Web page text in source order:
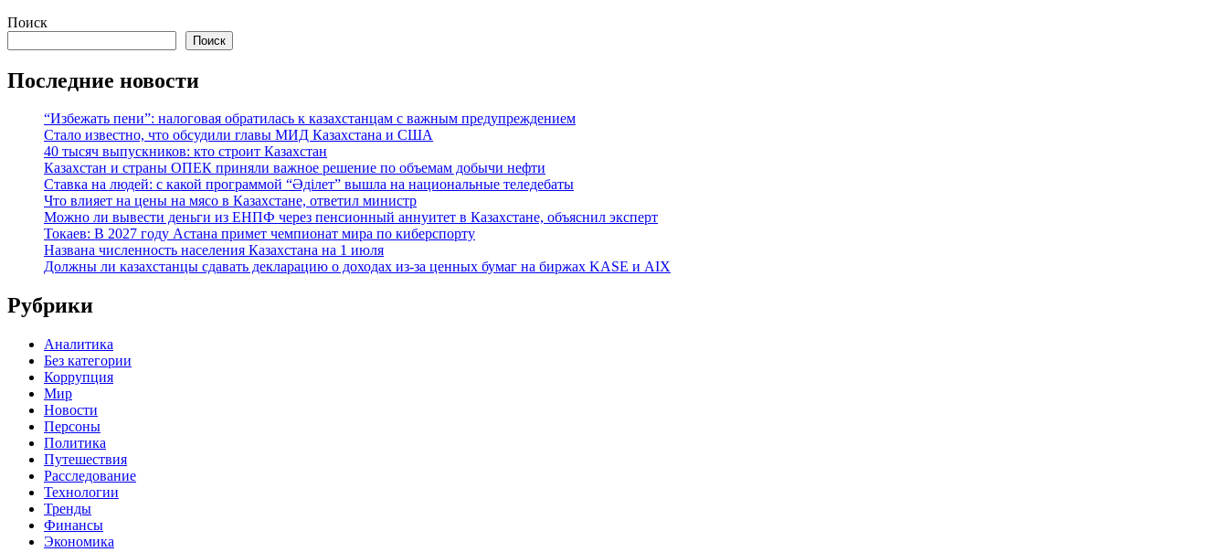
Поиск
Поиск
Последние новости
“Избежать пени”: налоговая обратилась к казахстанцам с важным предупреждением
Стало известно, что обсудили главы МИД Казахстана и США
40 тысяч выпускников: кто строит Казахстан
Казахстан и страны ОПЕК приняли важное решение по объемам добычи нефти
Ставка на людей: с какой программой “Әділет” вышла на национальные теледебаты
Что влияет на цены на мясо в Казахстане, ответил министр
Можно ли вывести деньги из ЕНПФ через пенсионный аннуитет в Казахстане, объяснил эксперт
Токаев: В 2027 году Астана примет чемпионат мира по киберспорту
Названа численность населения Казахстана на 1 июля
Должны ли казахстанцы сдавать декларацию о доходах из-за ценных бумаг на биржах KASE и AIX
Рубрики
Аналитика
Без категории
Коррупция
Мир
Новости
Персоны
Политика
Путешествия
Расследование
Технологии
Тренды
Финансы
Экономика